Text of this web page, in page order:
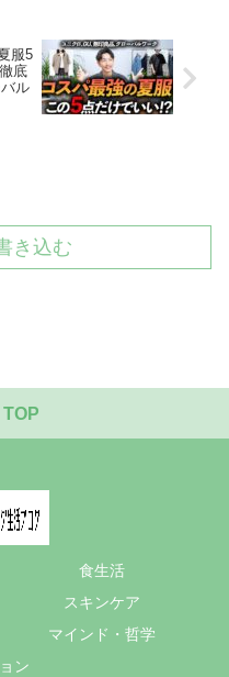
服5
底
ル
き込む
TOP
食生活
スキンケア
マインド・哲学
ン